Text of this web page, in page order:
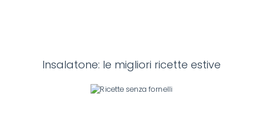
Insalatone: le migliori ricette estive